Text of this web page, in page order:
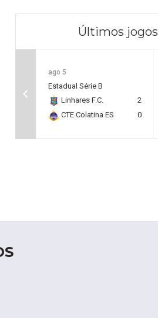
Últimos jogos
ago 5
Estadual Série B
Linhares F.C.
2
CTE Colatina ES
0